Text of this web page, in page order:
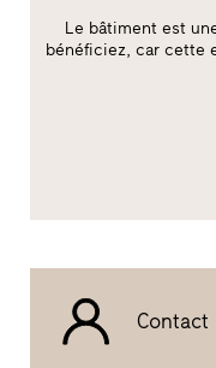
Le bâtiment est
bénéficiez, car cette
Contact